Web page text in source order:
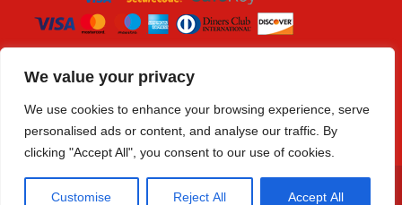
We value your privacy
We use cookies to enhance your browsing experience, serve
personalised ads or content, and analyse our traffic. By
clicking "Accept All", you consent to our use of cookies.
Customise Reject All Accept All